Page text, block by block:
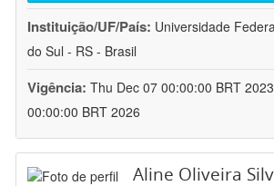
Instituição/UF/País: Universidade
do Sul - RS - Brasil
Vigência: Thu Dec 07 00:00:00 BRT
00:00:00 BRT 2026
Aline Oliveira